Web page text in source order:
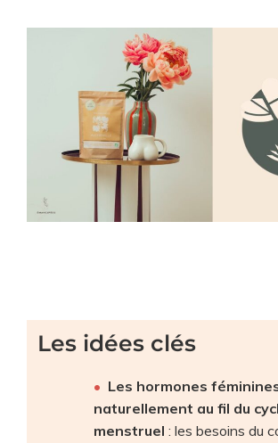
Les idées clés
Les hormones
naturellement au fil du
menstruel : les besoins du